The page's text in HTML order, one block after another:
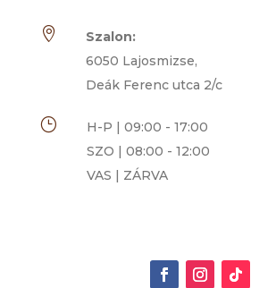

Szalon:
6050 Lajosmizse,
Deák Ferenc utca 2/c
}
H-P | 09:00 - 17:00
SZO | 08:00 - 12:00
VAS | ZÁRVA